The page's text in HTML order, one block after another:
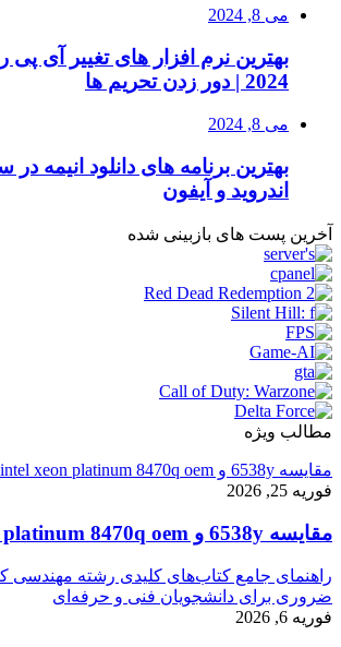
می 8, 2024
بهترین نرم افزار های تغییر آی پی
2024 | دور زدن تحریم ها
می 8, 2024
اندروید و آیفون
آخرین پست های بازبینی شده
مطالب ویژه
مقایسه 6538y و intel xeon platinum 8470q oem
فوریه 25, 2026
مقایسه 6538y و intel xeon platinum 8470q oem
راهنمای جامع کتاب‌های کلیدی رشته مهندسی
ضروری برای دانشجویان فنی و حرفه‌ای
فوریه 6, 2026